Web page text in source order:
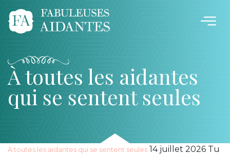
À toutes les aidantes
qui se sentent seules
À toutes les aidantes qui se sentent seules 14 juillet 2026 Tu